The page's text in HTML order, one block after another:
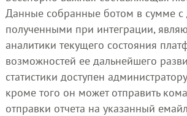
Данные собранные ботом в сумме
полученными при интеграции,
аналитики текущего состояния
возможностей ее дальнейшего
статистики доступен
кроме того он может отправить
отправки отчета на указанный